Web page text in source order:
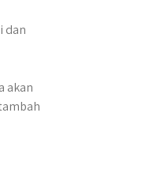
dan
akan